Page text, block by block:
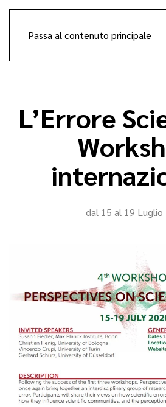
Passa al contenuto principale
L’Errore
dal 15 al 19 Luglio